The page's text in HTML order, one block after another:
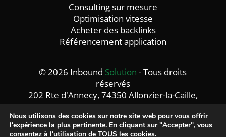
Consulting sur mesure
Optimisation vitesse
Acheter des backlinks
Référencement application
© 2026 Inbound Solution - Tous droits
réservés
202 Rte d'Annecy, 74350 Allonzier-la-Caille,
France
Mentions légales -Politique de confidentialité
Nous utilisons des cookies sur notre site web pour vous offrir
l'expérience la plus pertinente. En cliquant sur "Accepter", vous
consentez à l'utilisation de TOUS les cookies.